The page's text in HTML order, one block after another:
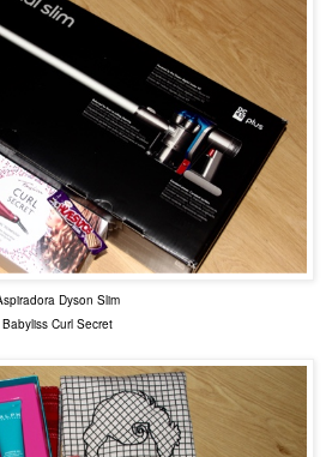
Dyson Slim
Babyliss Curl Secret